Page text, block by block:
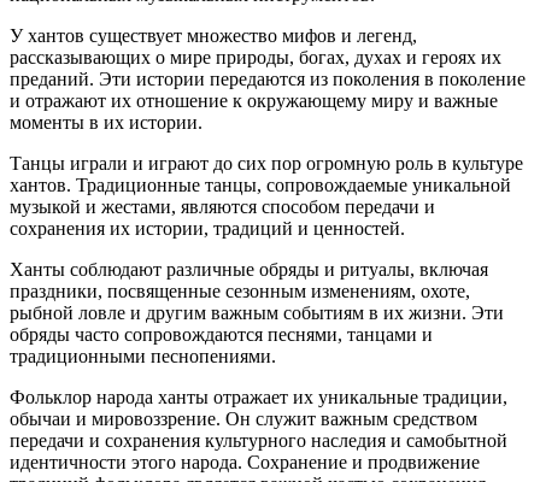
У хантов существует множество мифов и легенд,
рассказывающих о мире природы, богах, духах и героях их
преданий. Эти истории передаются из поколения в поколение
и отражают их отношение к окружающему миру и важные
моменты в их истории.
Танцы играли и играют до сих пор огромную роль в культуре
хантов. Традиционные танцы, сопровождаемые уникальной
музыкой и жестами, являются способом передачи и
сохранения их истории, традиций и ценностей.
Ханты соблюдают различные обряды и ритуалы, включая
праздники, посвященные сезонным изменениям, охоте,
рыбной ловле и другим важным событиям в их жизни. Эти
обряды часто сопровождаются песнями, танцами и
традиционными песнопениями.
Фольклор народа ханты отражает их уникальные традиции,
обычаи и мировоззрение. Он служит важным средством
передачи и сохранения культурного наследия и самобытной
идентичности этого народа. Сохранение и продвижение